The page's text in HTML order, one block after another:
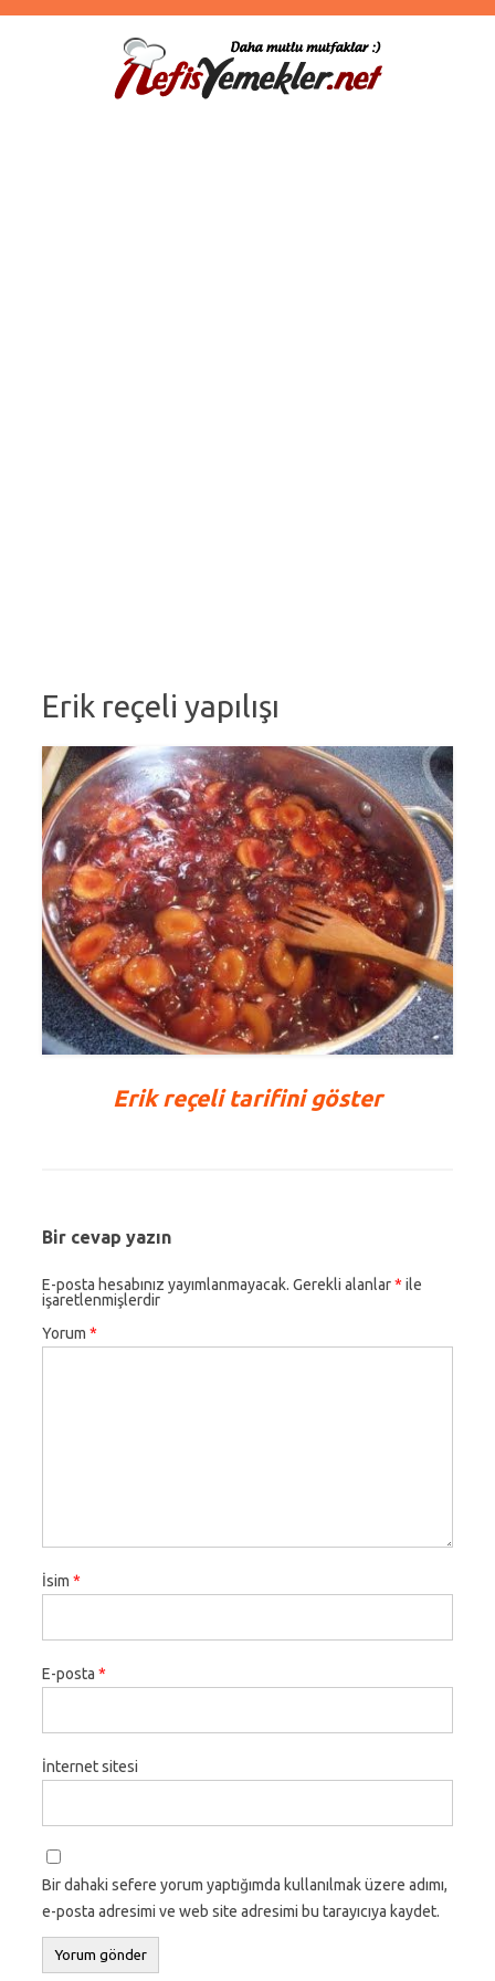
Erik reçeli yapılışı
Erik reçeli tarifini göster
Bir cevap yazın
E-posta hesabınız yayımlanmayacak. Gerekli alanlar* ile
işaretlenmişlerdir
Yorum *
İsim *
E-posta *
İnternet sitesi
Bir dahaki sefere yorum yaptığımda kullanılmak üzere adımı,
e-posta adresimi ve web site adresimi bu tarayıcıya kaydet.